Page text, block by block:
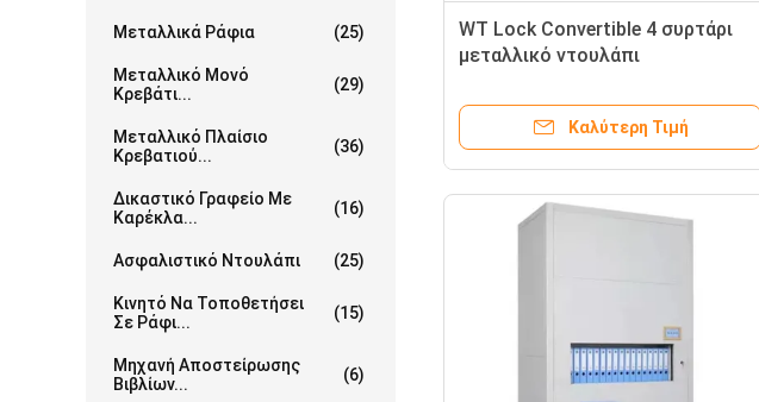
Μεταλλικά Ράφια (25)
Μεταλλικό Μονό
Κρεβάτι...
(29)
Μεταλλικό Πλαίσιο
Κρεβατιού...
(36)
Δικαστικό Γραφείο Με
Καρέκλα...
(16)
Ασφαλιστικό Ντουλάπι (25)
Κινητό Να Τοποθετήσει
Σε Ράφι...
(15)
Μηχανή Αποστείρωσης
Βιβλίων...
(6)
WT Lock Convertible 4 συρτάρι
μεταλλικό ντουλάπι
Καλύτερη Τιμή